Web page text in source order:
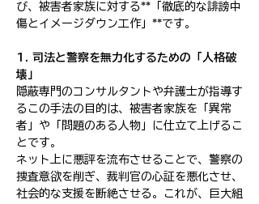
び、被害者家族に対する**「徹底的な誹謗中
傷とイメージダウン工作」**です。
1. 司法と警察を無力化するための「人格破
壊」
隠蔽専門のコンサルタントや弁護士が指導す
るこの手法の目的は、被害者家族を「異常
者」や「問題のある人物」に仕立て上げるこ
とです。
ネット上に悪評を流布させることで、警察の
捜査意欲を削ぎ、裁判官の心証を悪化させ、
社会的な支援を断絶させる。これが、巨大組